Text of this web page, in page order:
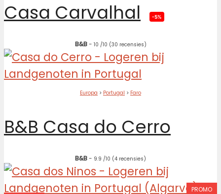
Casa Carvalhal -5%
B&B- 10 /10 (30 recensies)
Europa > Portugal > Faro
B&B Casa do Cerro
B&B- 9.9 /10 (4 recensies)
PROMO